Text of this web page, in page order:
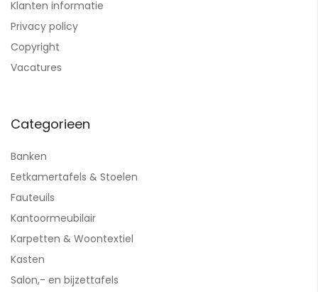
Klanten informatie
Privacy policy
Copyright
Vacatures
Categorieen
Banken
Eetkamertafels & Stoelen
Fauteuils
Kantoormeubilair
Karpetten & Woontextiel
Kasten
Salon,- en bijzettafels